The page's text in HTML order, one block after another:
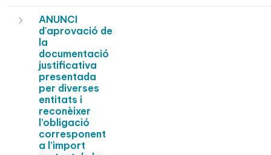
ANUNCI
d'aprovació de
la
documentació
justificativa
presentada
per diverses
entitats i
reconèixer
l’obligació
corresponent
a l’import